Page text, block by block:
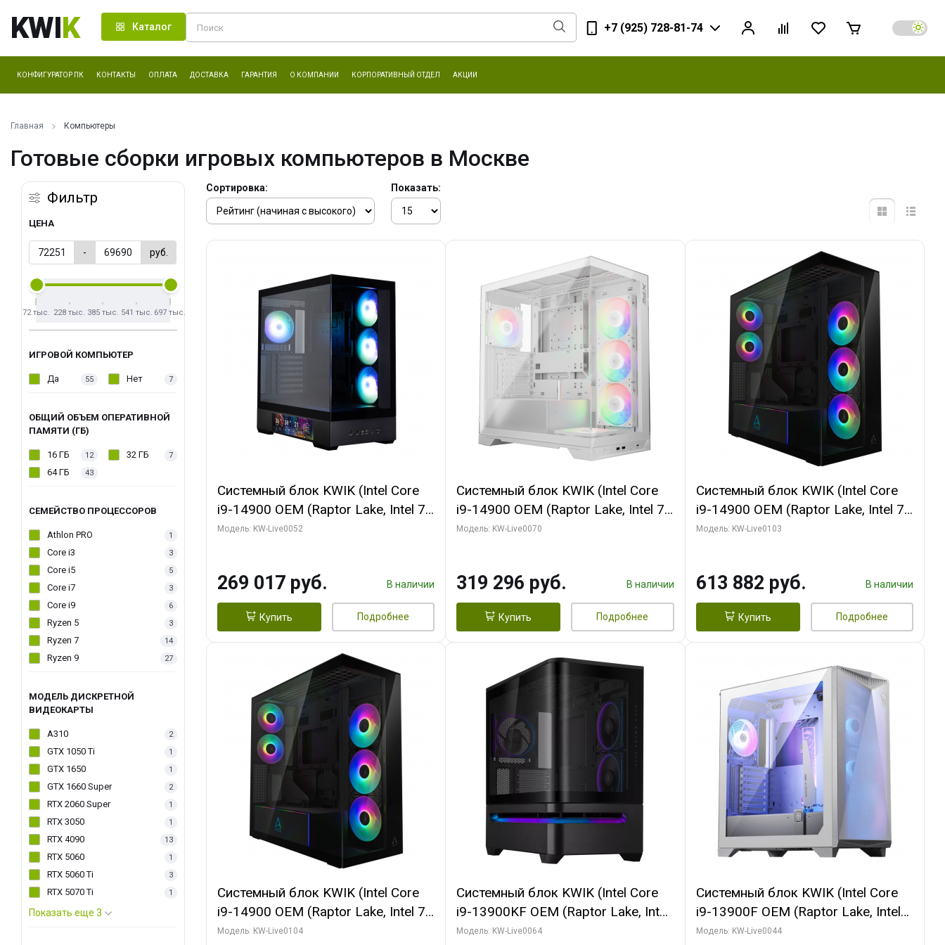
KWIK Каталог +7 (925) 728-81-74
КОНФИГУРАТОР ПК КОНТАКТЫ ОПЛАТА ДОСТАВКА ГАРАНТИЯ О КОМПАНИИ КОРПОРАТИВНЫЙ ОТДЕЛ АКЦИИ
Главная Компьютеры
Готовые сборки игровых компьютеров в Москве
Фильтр
ЦЕНА
- руб.
72 тыс. 228 тыс. 385 тыс. 541 тыс. 697 тыс.
ИГРОВОЙ КОМПЬЮТЕР
Да 55 Нет 7
ОБЩИЙ ОБЪЕМ ОПЕРАТИВНОЙ
ПАМЯТИ (ГБ)
16 ГБ 12 32 ГБ 7
64 ГБ 43
СЕМЕЙСТВО ПРОЦЕССОРОВ
Athlon PRO 1
Core i3 3
Core i5 5
Core i7 3
Core i9 6
Ryzen 5 3
Ryzen 7 14
Ryzen 9 27
МОДЕЛЬ ДИСКРЕТНОЙ
ВИДЕОКАРТЫ
A310 2
GTX 1050 Ti 1
GTX 1650 1
GTX 1660 Super 2
RTX 2060 Super 1
RTX 3050 1
RTX 4090 13
RTX 5060 1
RTX 5060 Ti 3
RTX 5070 Ti 1
Показать еще 3
Сортировка: Показать:
Системный блок KWIK (Intel Core
i9-14900 OEM (Raptor Lake, Intel 7,
C24 16EC/8PC// 64 ГБ ОЗУ (2
256bit 3xDP HD/ 512 ГБ SSD)
Модель: KW-Live0052
269 017 руб. В наличии
Купить Подробнее
Системный блок KWIK (Intel Core
i9-14900 OEM (Raptor Lake, Intel 7,
C24 16EC/8PC// 64 ГБ ОЗУ (2
GDDR7 256bit/ 960 ГБ SSD)
Модель: KW-Live0070
319 296 руб. В наличии
Купить Подробнее
Системный блок KWIK (Intel Core
i9-14900 OEM (Raptor Lake, Intel 7,
C24 16EC/8PC// 64 ГБ ОЗУ (2
Turbo/ 960 ГБ SSD)
Модель: KW-Live0103
613 882 руб. В наличии
Купить Подробнее
Системный блок KWIK (Intel Core
i9-14900 OEM (Raptor Lake, Intel 7,
C24 16EC/8PC// 64 ГБ ОЗУ (2
Модель: KW-Live0104
Системный блок KWIK (Intel Core
i9-13900KF OEM (Raptor Lake, Intel
7, C24 16EC/8P/ 64 ГБ ОЗУ (2
Модель: KW-Live0064
Системный блок KWIK (Intel Core
i9-13900F OEM (Raptor Lake, Intel
7, Efficient-co/ 32 ГБ ОЗУ (2
Модель: KW-Live0044